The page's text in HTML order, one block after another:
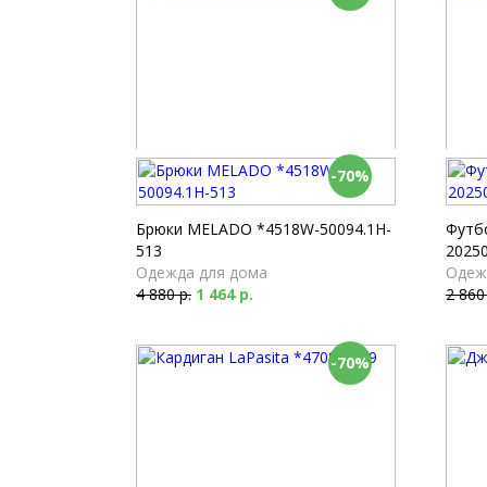
Шорты Milabel *42050-87
Одежда для дома
2 350 р. 705 р.
3
-70%
Брюки MELADO *4518W-50094.1H-
513
Одежда для дома
4 880 р. 1 464 р.
2
-70%